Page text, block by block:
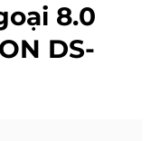
8.0
DS-